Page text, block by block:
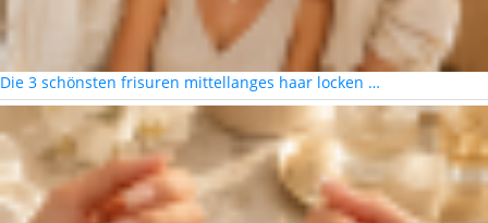
Die 3 schönsten frisuren mittellanges haar locken …